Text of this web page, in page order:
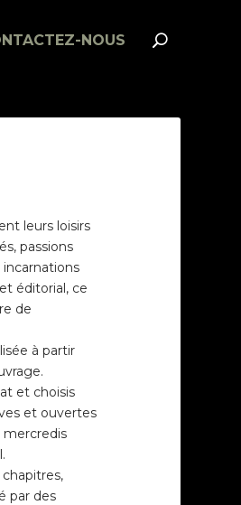
NOUS
leurs loisirs
passions
incarnations
éditorial, ce
de
à partir
et choisis
et ouvertes
mercredis
par des